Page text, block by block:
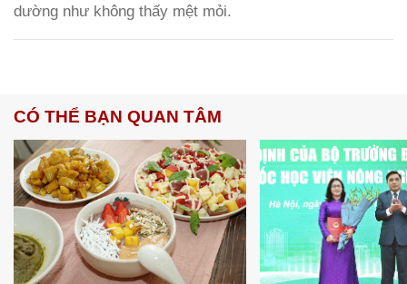
dường như không thấy mệt mỏi.
CÓ THỂ BẠN QUAN TÂM